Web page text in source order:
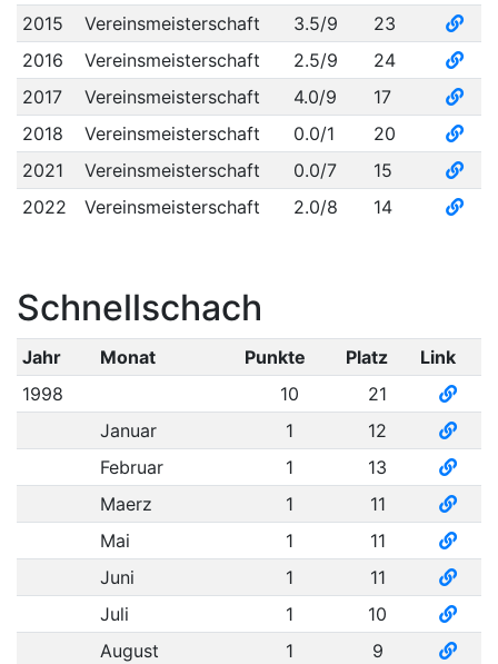
2015
Vereinsmeisterschaft 3.5/9
23
2016
Vereinsmeisterschaft 2.5/9
24
2017
Vereinsmeisterschaft 4.0/9
17
2018
Vereinsmeisterschaft 0.0/1
20
2021
Vereinsmeisterschaft 0.0/7
15
2022
Vereinsmeisterschaft 2.0/8 14
Schnellschach
Jahr Monat Punkte Platz
Link
1998
10
21
Januar
1
12
Februar
1
13
Maerz
1
11
Mai
1
11
Juni
1
11
Juli
1
10
August
1
9